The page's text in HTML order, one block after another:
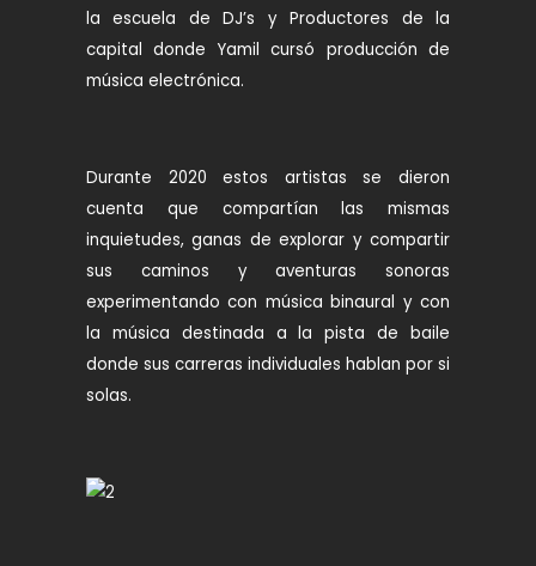
la escuela de DJ’s y Productores de la
capital donde Yamil cursó producción de
música electrónica.
Durante 2020 estos artistas se dieron
cuenta que compartían las mismas
inquietudes, ganas de explorar y compartir
sus caminos y aventuras sonoras
experimentando con música binaural y con
la música destinada a la pista de baile
donde sus carreras individuales hablan por si
solas.